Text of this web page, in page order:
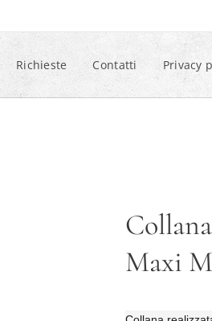
Richieste Contatti Privacy
Maxi